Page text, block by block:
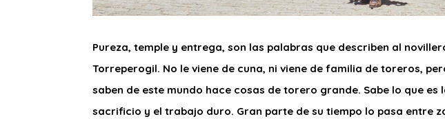
Pureza, temple y entrega, son las palabras que describen al
Torreperogil. No le viene de cuna, ni viene de familia de toreros,
saben de este mundo hace cosas de torero grande. Sabe lo que es
sacrificio y el trabajo duro. Gran parte de su tiempo lo pasa entre